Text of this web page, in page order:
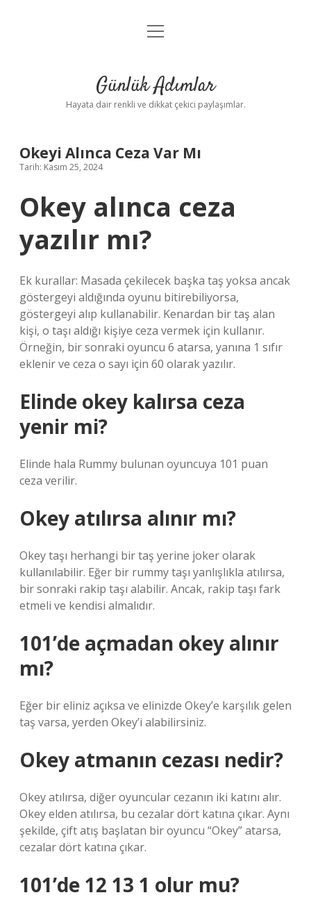
Anasayfa
Yasal Uyarı
menüyü
Günlük Adımlar
Hayata dair renkli ve dikkat çekici paylaşımlar.
Okeyi Alınca Ceza Var Mı
Tarih: Kasım 25, 2024
Okey alınca ceza
yazılır mı?
Ek kurallar: Masada çekilecek başka taş yoksa ancak
göstergeyi aldığında oyunu bitirebiliyorsa,
göstergeyi alıp kullanabilir. Kenardan bir taş alan
kişi, o taşı aldığı kişiye ceza vermek için kullanır.
Örneğin, bir sonraki oyuncu 6 atarsa, yanına 1 sıfır
eklenir ve ceza o sayı için 60 olarak yazılır.
Elinde okey kalırsa ceza
yenir mi?
Elinde hala Rummy bulunan oyuncuya 101 puan
ceza verilir.
Okey atılırsa alınır mı?
Okey taşı herhangi bir taş yerine joker olarak
kullanılabilir. Eğer bir rummy taşı yanlışlıkla atılırsa,
bir sonraki rakip taşı alabilir. Ancak, rakip taşı fark
etmeli ve kendisi almalıdır.
101’de açmadan okey alınır
mı?
Eğer bir eliniz açıksa ve elinizde Okey’e karşılık gelen
taş varsa, yerden Okey’i alabilirsiniz.
Okey atmanın cezası nedir?
Okey atılırsa, diğer oyuncular cezanın iki katını alır.
Okey elden atılırsa, bu cezalar dört katına çıkar. Aynı
şekilde, çift atış başlatan bir oyuncu “Okey” atarsa,
cezalar dört katına çıkar.
101’de 12 13 1 olur mu?